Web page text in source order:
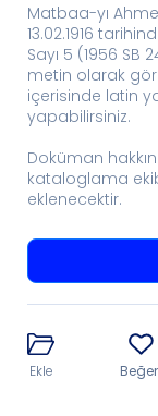
Matbaa-yı
13.02.1916
Sayı 5 (1956
metin olarak
içerisinde latin
yapabilirsiniz.
Doküman
kataloglama
eklenecektir.
Ekle